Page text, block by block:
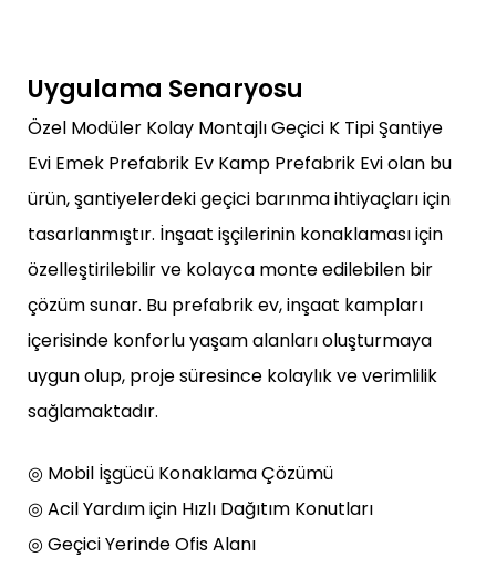
Uygulama Senaryosu
Özel Modüler Kolay Montajlı Geçici K Tipi Şantiye
Evi Emek Prefabrik Ev Kamp Prefabrik Evi olan bu
ürün, şantiyelerdeki geçici barınma ihtiyaçları için
tasarlanmıştır. İnşaat işçilerinin konaklaması için
özelleştirilebilir ve kolayca monte edilebilen bir
çözüm sunar. Bu prefabrik ev, inşaat kampları
içerisinde konforlu yaşam alanları oluşturmaya
uygun olup, proje süresince kolaylık ve verimlilik
sağlamaktadır.
◎ Mobil İşgücü Konaklama Çözümü
◎ Acil Yardım için Hızlı Dağıtım Konutları
◎ Geçici Yerinde Ofis Alanı